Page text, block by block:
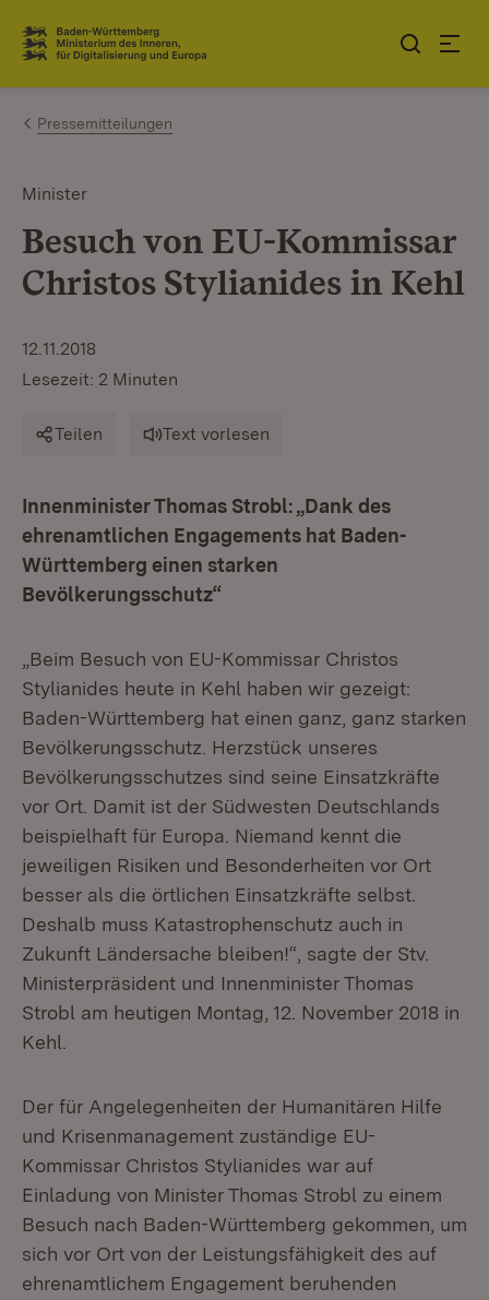
Zum Inhalt springen
Link zur Startseite
Pressemitteilungen
Minister
Besuch von EU-Kommissar
Christos Stylianides in Kehl
12.11.2018
Lesezeit: 2 Minuten
Teilen Text vorlesen
Innenminister Thomas Strobl: „Dank des
ehrenamtlichen Engagements hat Baden-
Württemberg einen starken
Bevölkerungsschutz“
„Beim Besuch von EU-Kommissar Christos
Stylianides heute in Kehl haben wir gezeigt:
Baden-Württemberg hat einen ganz, ganz starken
Bevölkerungsschutz. Herzstück unseres
Bevölkerungsschutzes sind seine Einsatzkräfte
vor Ort. Damit ist der Südwesten Deutschlands
beispielhaft für Europa. Niemand kennt die
jeweiligen Risiken und Besonderheiten vor Ort
besser als die örtlichen Einsatzkräfte selbst.
Deshalb muss Katastrophenschutz auch in
Zukunft Ländersache bleiben!“, sagte der Stv.
Ministerpräsident und Innenminister Thomas
Strobl am heutigen Montag, 12. November 2018 in
Kehl.
Der für Angelegenheiten der Humanitären Hilfe
und Krisenmanagement zuständige EU-
Kommissar Christos Stylianides war auf
Einladung von Minister Thomas Strobl zu einem
Besuch nach Baden-Württemberg gekommen, um
sich vor Ort von der Leistungsfähigkeit des auf
ehrenamtlichem Engagement beruhenden